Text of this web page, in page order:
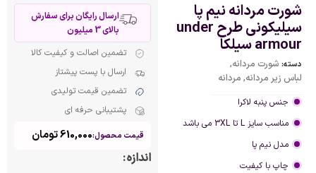
شورت مردانه نیم پا
سیلیکونی طرح under
armour سیلکا
دسته: شورت مردانه,
لباس زیر مردانه, مردانه
جنس پنبه لاکرا
مناسب سایز L تا 3XL می باشد
مدل نیم پا
چاپ با کیفیت
ارسال رایگان برای سفارش
بالای 3 میلیون
تضمین اصالت و کیفیت کالا
ارسال با پست پیشتاز
تضمین قیمت تولیدی
پشتیبانی حرفه ای
قیمت محصول:610,000تومان
اندازه